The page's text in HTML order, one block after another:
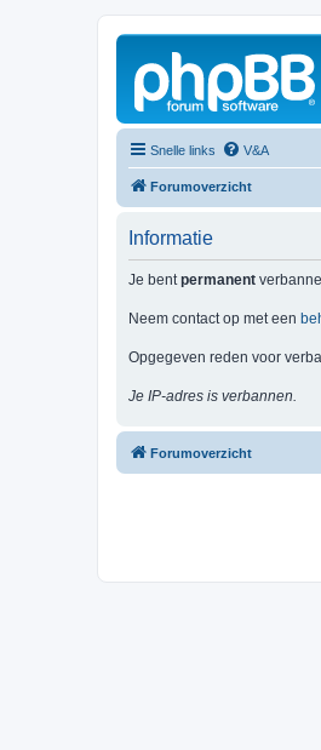
Snelle links V&A
Forumoverzicht
Informatie
Je bentpermanent
Neem contact op met een
Opgegeven reden voor
Je IP-adres is verbannen.
Forumoverzicht